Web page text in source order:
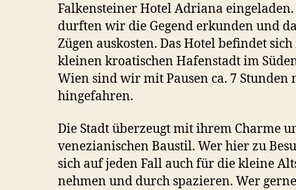
Falkensteiner Hotel Adriana eingeladen.
durften wir die Gegend erkunden und
Zügen auskosten. Das Hotel befindet
kleinen kroatischen Hafenstadt im
Wien sind wir mit Pausen ca. 7 Stunden
hingefahren.
Die Stadt überzeugt mit ihrem Charme
venezianischen Baustil. Wer hier zu
sich auf jeden Fall auch für die kleine
nehmen und durch spazieren. Wer